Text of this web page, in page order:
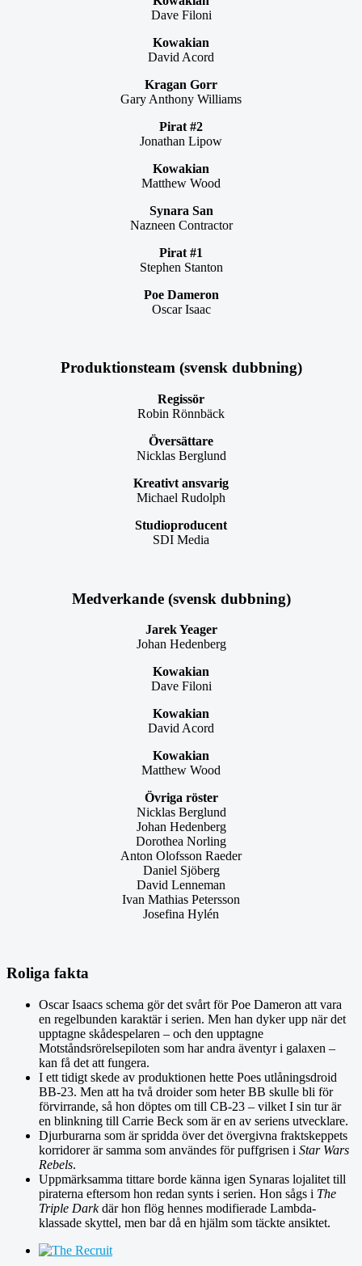
Dave Filoni
Kowakian
David Acord
Kragan Gorr
Gary Anthony Williams
Pirat #2
Jonathan Lipow
Kowakian
Matthew Wood
Synara San
Nazneen Contractor
Pirat #1
Stephen Stanton
Poe Dameron
Oscar Isaac
Produktionsteam (svensk dubbning)
Regissör
Robin Rönnbäck
Översättare
Nicklas Berglund
Kreativt ansvarig
Michael Rudolph
Studioproducent
SDI Media
Medverkande (svensk dubbning)
Jarek Yeager
Johan Hedenberg
Kowakian
Dave Filoni
Kowakian
David Acord
Kowakian
Matthew Wood
Övriga röster
Nicklas Berglund
Johan Hedenberg
Dorothea Norling
Anton Olofsson Raeder
Daniel Sjöberg
David Lenneman
Ivan Mathias Petersson
Josefina Hylén
Roliga fakta
Oscar Isaacs schema gör det svårt för Poe Dameron att vara
en regelbunden karaktär i serien. Men han dyker upp när det
upptagne skådespelaren – och den upptagne
Motståndsrörelsepiloten som har andra äventyr i galaxen –
kan få det att fungera.
I ett tidigt skede av produktionen hette Poes utlåningsdroid
BB-23. Men att ha två droider som heter BB skulle bli för
förvirrande, så hon döptes om till CB-23 – vilket I sin tur är
en blinkning till Carrie Beck som är en av seriens utvecklare.
Djurburarna som är spridda över det övergivna fraktskeppets
korridorer är samma som användes för puffgrisen i Star Wars
Rebels.
Uppmärksamma tittare borde känna igen Synaras lojalitet till
piraterna eftersom hon redan synts i serien. Hon sågs i The
Triple Darkdär hon flög hennes modifierade Lambda-
klassade skyttel, men bar då en hjälm som täckte ansiktet.